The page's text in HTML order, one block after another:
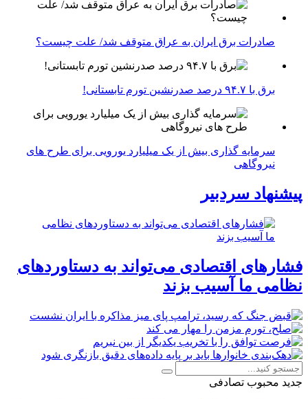
صادرات برق ایران به عراق متوقف شد/ علت چیست؟
برق با ۹۴.۷ درصد صدرنشین تورم تابستانی!
سرمایه گذاری بیش از یک میلیارد یورویی برای طرح های
نیروگاهی
پیشنهاد سردبیر
فشارهای اقتصادی می‌تواند به دستاوردهای
نظامی ما آسیب بزند
جدید محبوب تصادفی